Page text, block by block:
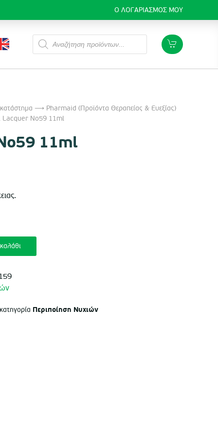
Ο ΛΟΓΑΡΙΑΣΜΌΣ ΜΟΥ
Products
search
⟶ Pharmaid (Προϊόντα Θεραπείας & Ευεξίας)
No59 11ml
11ml
Περιποίηση Νυχιών